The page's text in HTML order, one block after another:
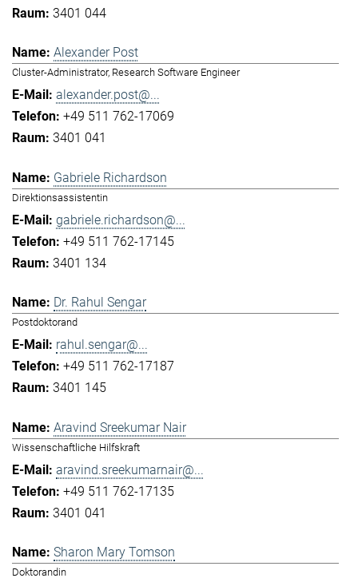
3401 044
Alexander Post
Cluster-Administrator, Research Software Engineer
alexander.post@...
+49 511 762-17069
3401 041
Gabriele Richardson
Direktionsassistentin
gabriele.richardson@...
+49 511 762-17145
3401 134
Dr. Rahul Sengar
Postdoktorand
rahul.sengar@...
+49 511 762-17187
3401 145
Aravind Sreekumar Nair
Wissenschaftliche Hilfskraft
aravind.sreekumarnair@...
+49 511 762-17135
3401 041
Sharon Mary Tomson
Doktorandin